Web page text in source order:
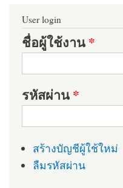
User login
ชื่อผู้ใช้งาน*
รหัสผ่าน*
สร้างบัญชีผู้ใช้ใหม่
ลืมรหัสผ่าน